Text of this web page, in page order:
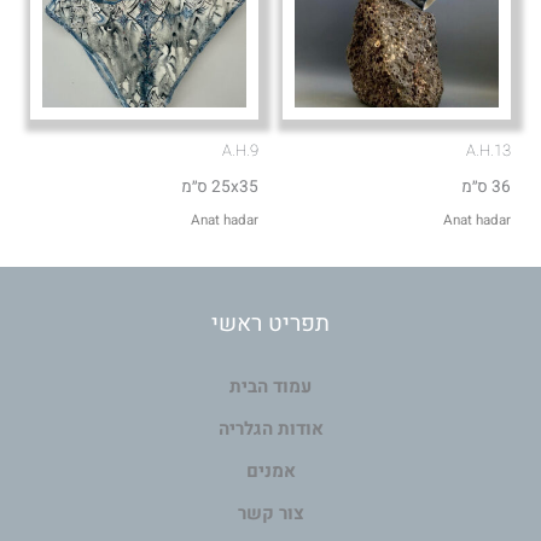
A.H.13
36 ס״מ
Anat hadar
A.H.9
25x35 ס״מ
Anat hadar
תפריט ראשי
עמוד הבית
אודות הגלריה
אמנים
צור קשר